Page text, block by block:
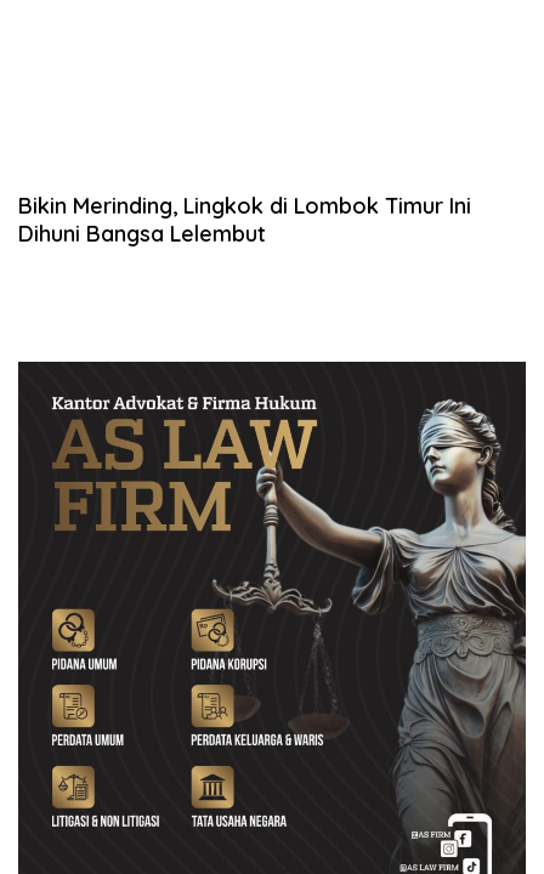
Bikin Merinding, Lingkok di Lombok Timur Ini
Dihuni Bangsa Lelembut